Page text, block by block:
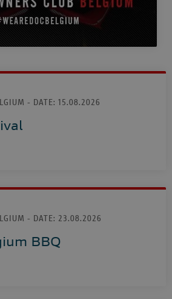
- DATE: 15.08.2026
- DATE: 23.08.2026
BBQ